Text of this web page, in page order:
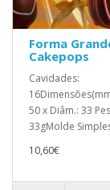
Forma
Cakepops
Cavidades:
50 x Diâm.: 33
33gMolde
10,60€